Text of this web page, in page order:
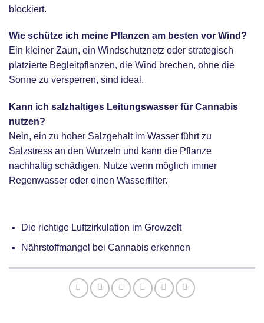
blockiert.
Wie schütze ich meine Pflanzen am besten vor Wind?
Ein kleiner Zaun, ein Windschutznetz oder strategisch
platzierte Begleitpflanzen, die Wind brechen, ohne die
Sonne zu versperren, sind ideal.
Kann ich salzhaltiges Leitungswasser für Cannabis
nutzen?
Nein, ein zu hoher Salzgehalt im Wasser führt zu
Salzstress an den Wurzeln und kann die Pflanze
nachhaltig schädigen. Nutze wenn möglich immer
Regenwasser oder einen Wasserfilter.
Die richtige Luftzirkulation im Growzelt
Nährstoffmangel bei Cannabis erkennen